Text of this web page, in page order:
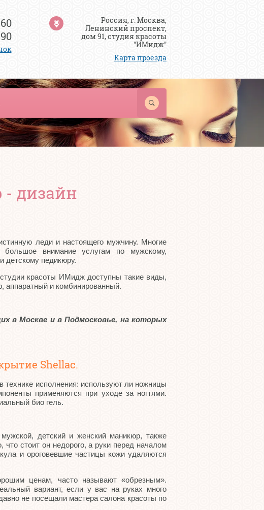
Россия, г. Москва,
Ленинский проспект,
дом 91, студия красоты
"ИМидж"
Карта проезда
дизайн
леди и настоящего мужчину. Многие
внимание услугам по мужскому,
детскому педикюру.
красоты ИМидж доступны такие виды,
аппаратный и комбинированный.
в Москве и в Подмосковье, на которых
Shellac.
исполнения: используют ли ножницы
применяются при уходе за ногтями.
био гель.
детский и женский маникюр, также
стоит он недорого, а руки перед началом
и ороговевшие частицы кожи удаляются
ценам, часто называют «обрезным».
вариант, если у вас на руках много
не посещали мастера салона красоты по